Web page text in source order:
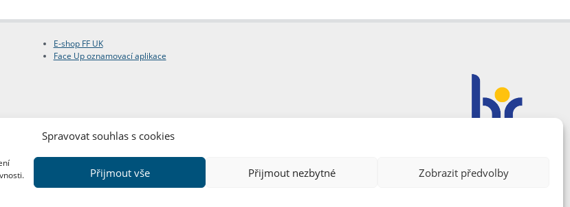
Spravovat souhlas s cookies
Přijmout vše Přijmout nezbytné Zobrazit předvolby
E-shop FF UK
Face Up oznamovací aplikace